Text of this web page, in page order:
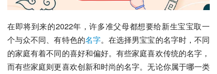
在即将到来的2022年，许多准父母都想要给新生宝宝取一
个与众不同、有特色的名字。在选择男宝宝的名字时，不同
的家庭有着不同的喜好和偏好。有些家庭喜欢传统的名字，
而有些家庭则更喜欢创新和时尚的名字。无论你属于哪一类